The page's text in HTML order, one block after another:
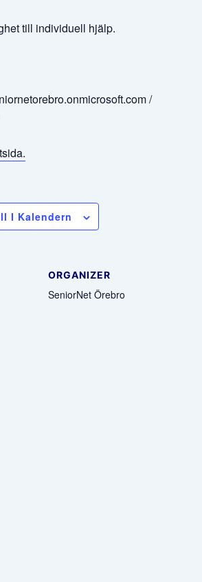
till individuell hjälp.
/
I Kalendern
ORGANIZER
SeniorNet Örebro